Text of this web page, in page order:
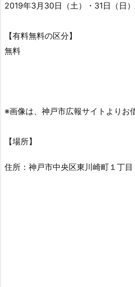
2019年3月30日（土）・31日（日
【有料無料の区分】
無料
※画像は、神戸市広報サイトよりお
【場所】
住所：神戸市中央区東川崎町１丁